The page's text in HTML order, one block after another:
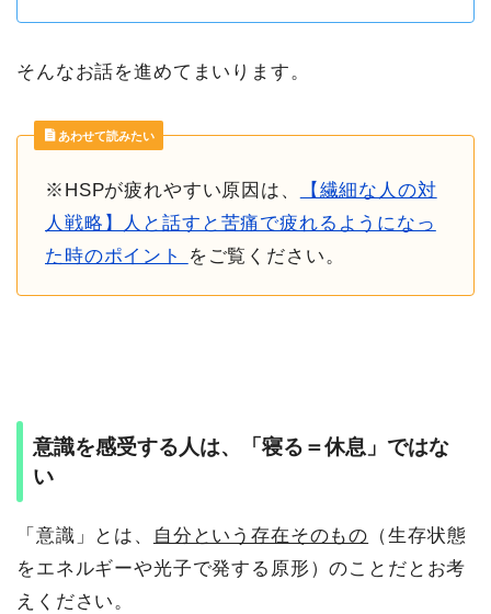
そんなお話を進めてまいります。
あわせて読みたい
※HSPが疲れやすい原因は、
【繊細な人の対
人戦略】人と話すと苦痛で疲れるようになっ
た時のポイント
をご覧ください。
意識を感受する人は、「寝る＝休息」ではな
い
「意識」とは、 自分という存在そのもの （生存状態
をエネルギーや光子で発する原形）のことだとお考
えください。